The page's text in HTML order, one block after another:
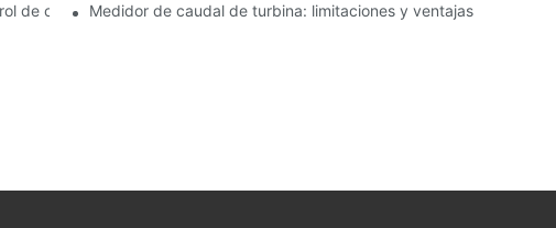
de calidadMedidor de caudal de turbina: limitaciones y ventajas